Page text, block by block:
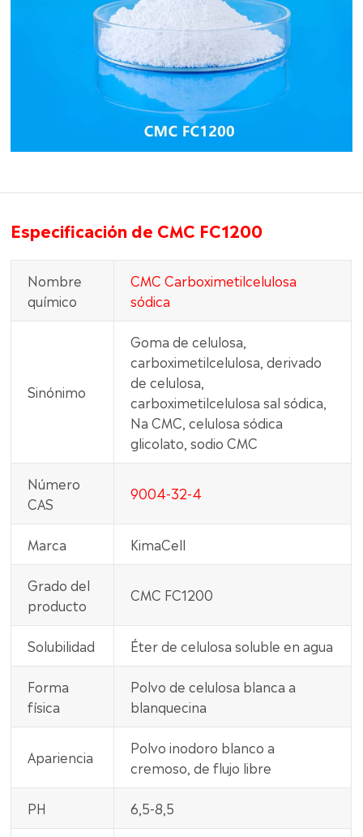
Especificación de CMC FC1200
Nombre
químico
CMC Carboximetilcelulosa
sódica
Sinónimo
Goma de celulosa,
carboximetilcelulosa, derivado
de celulosa,
carboximetilcelulosa sal sódica,
Na CMC, celulosa sódica
glicolato, sodio CMC
Número
CAS
9004-32-4
Marca KimaCell
Grado del
producto
CMC FC1200
Solubilidad Éter de celulosa soluble en agua
Forma
física
Polvo de celulosa blanca a
blanquecina
Apariencia
Polvo inodoro blanco a
cremoso, de flujo libre
PH 6,5-8,5